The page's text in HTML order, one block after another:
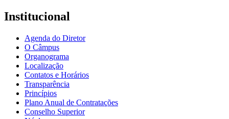
Institucional
Agenda do Diretor
O Câmpus
Organograma
Localização
Contatos e Horários
Transparência
Princípios
Plano Anual de Contratações
Conselho Superior